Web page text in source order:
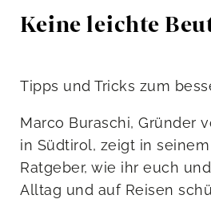
Keine leichte
Tipps und Tricks zum
Marco Buraschi, Gründer
in Südtirol, zeigt in
Ratgeber, wie ihr euch
Alltag und auf Reisen